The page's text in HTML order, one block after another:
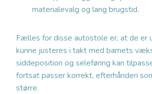
materialevalg og lang brugstid.
Fælles for disse autostole er, at de er
kunne justeres i takt med barnets
siddeposition og seleføring kan
fortsat passer korrekt, efterhånden
større.